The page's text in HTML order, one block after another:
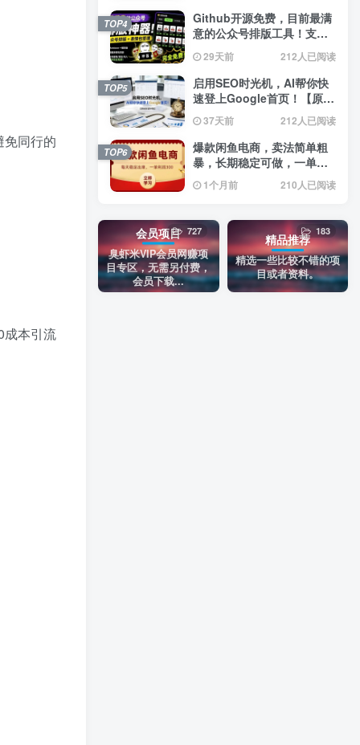
同行的
成本引流
Github开源免费，目前最满
意的公众号排版工具！支持
实时预览，排版超美观且带
表情包管理功能
29天前 212人已阅读
TOP4
启用SEO时光机，AI帮你快
速登上Google首页！【原创
双语字幕】
37天前 212人已阅读
TOP5
爆款闲鱼电商，卖法简单粗
暴，长期稳定可做，一单利
润300
1个月前 210人已阅读
TOP6
会员项目
臭虾米VIP会员网赚项
目专区，无需另付费，
会员下载...
727
精品推荐
精选一些比较不错的项
目或者资料。
183